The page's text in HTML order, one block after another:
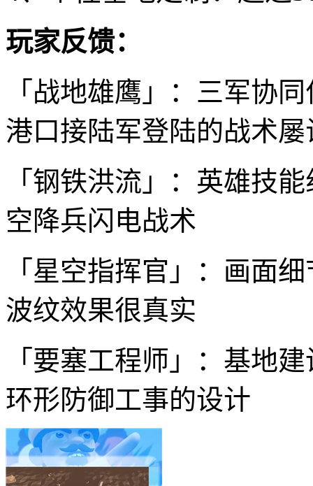
玩家反馈：
「战地雄鹰」：三军协
港口接陆军登陆的战术屡
「钢铁洪流」：英雄技
空降兵闪电战术
「星空指挥官」：画面
波纹效果很真实
「要塞工程师」：基地
环形防御工事的设计